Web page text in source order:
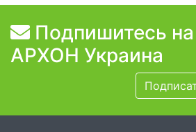
Подпишитесь
АРХОН Украина